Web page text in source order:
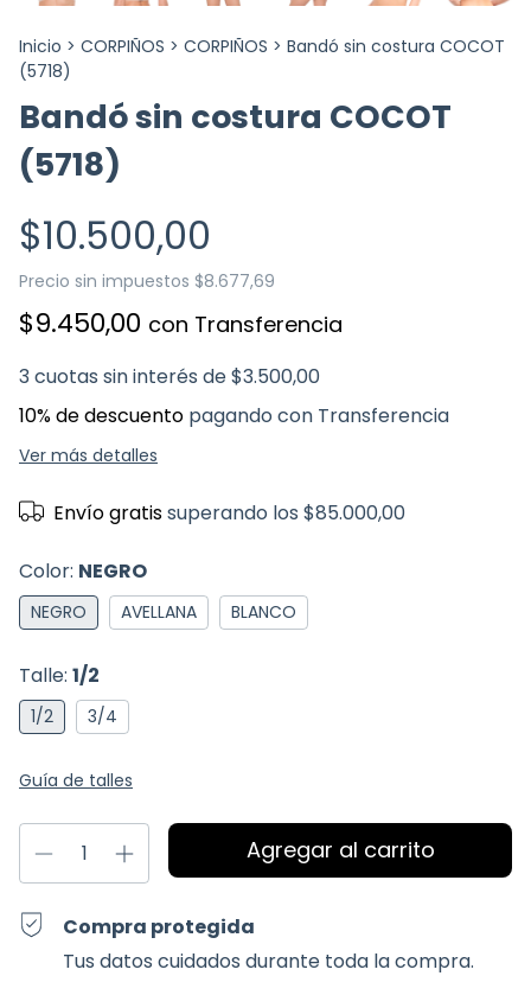
Inicio > CORPIÑOS > CORPIÑOS > Bandó sin costura COCOT
(5718)
Bandó sin costura COCOT
(5718)
$10.500,00
Precio sin impuestos $8.677,69
$9.450,00 con Transferencia
3 cuotas sin interés de$3.500,00
10% de descuento pagando con Transferencia
Ver más detalles
Envío gratissuperando los$85.000,00
Color: NEGRO
NEGRO AVELLANA BLANCO
Talle: 1/2
1/2 3/4
Guía de talles
Compra protegida
Tus datos cuidados durante toda la compra.